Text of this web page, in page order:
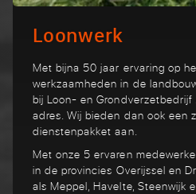
Loonwerk
Met bijna 50 jaar ervaring op
werkzaamheden in de
bij Loon- en
adres. Wij bieden dan ook een
dienstenpakket aan.
Met onze 5 ervaren
in de provincies Overijssel en
als Meppel, Havelte, Steenwijk